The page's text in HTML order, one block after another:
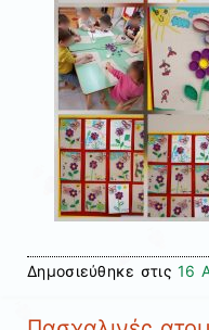
Δημοσιεύθηκε στις 16